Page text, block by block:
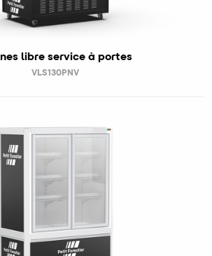
libre service à portes
VLS130PNV